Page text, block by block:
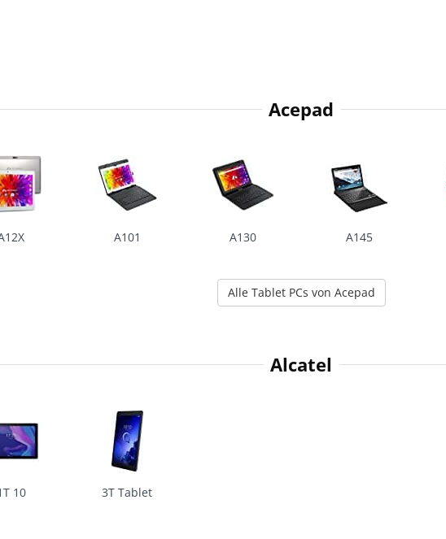
Acepad
A101 A130 A145
Alle Tablet PCs von Acepad
Alcatel
10 3T Tablet